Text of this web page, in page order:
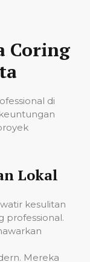
Coring
di
Lokal
kesulitan
professional.
Mereka